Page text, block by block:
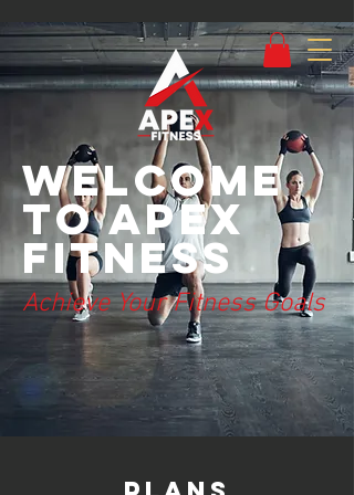
Welcome
to Apex
Fitness
Achieve Your Fitness Goals